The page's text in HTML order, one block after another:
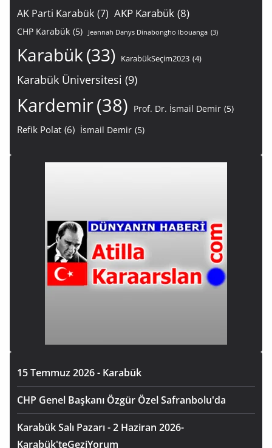
AK Parti Karabük (7) AKP Karabük (8)
CHP Karabük (5) Jeannah Danys Dinabongho Ibouanga (3)
Karabük(33) KarabükSeçim2023 (4)
Karabük Üniversitesi (9)
Kardemir(38) Prof. Dr. İsmail Demir (5)
Refik Polat (6) İsmail Demir (5)
15 Temmuz 2026 - Karabük
CHP Genel Başkanı Özgür Özel Safranbolu'da
Karabük Salı Pazarı - 2 Haziran 2026-
Karabük'teGeziYorum